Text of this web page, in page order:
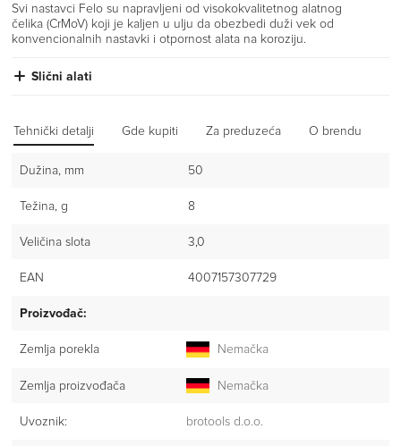
Svi nastavci Felo su napravljeni od visokokvalitetnog alatnog
čelika (CrMoV) koji je kaljen u ulju da obezbedi duži vek od
konvencionalnih nastavki i otpornost alata na koroziju.
Slični alati
Tehnički detalji Gde kupiti Za preduzeća O brendu
Dužina, mm 50
Težina, g 8
Veličina slota 3,0
EAN 4007157307729
Proizvođač:
Zemlja porekla Nemačka
Zemlja proizvođača Nemačka
Uvoznik: brotools d.o.o.